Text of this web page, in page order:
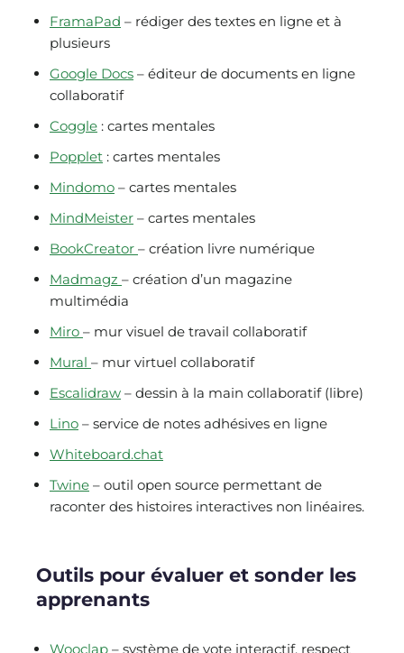
FramaPad – rédiger des textes en ligne et à
plusieurs
Google Docs – éditeur de documents en ligne
collaboratif
Coggle : cartes mentales
Popplet : cartes mentales
Mindomo – cartes mentales
MindMeister – cartes mentales
BookCreator – création livre numérique
Madmagz – création d’un magazine
multimédia
Miro – mur visuel de travail collaboratif
Mural – mur virtuel collaboratif
Escalidraw – dessin à la main collaboratif (libre)
Lino – service de notes adhésives en ligne
Whiteboard.chat
Twine – outil open source permettant de
raconter des histoires interactives non linéaires.
Outils pour évaluer et sonder les
apprenants
Wooclap – système de vote interactif, respect